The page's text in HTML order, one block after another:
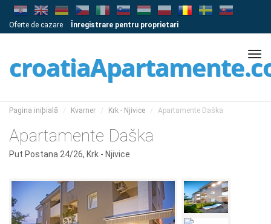
Oferte de cazare Înregistrare pentru proprietari
Pagina iniþialã Kvarner Krk - Njivice Apartamente Daška
Apartamente Daška
Put Postana 24/26, Krk - Njivice